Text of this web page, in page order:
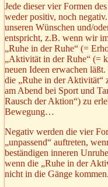
Jede dieser vier Formen
weder positiv, noch
unseren Wünschen und/
entspricht, z.B. wenn wir
„Ruhe in der Ruhe“ (=
„Aktivität in der Ruhe“ (=
neuen Ideen erwachen
die „Ruhe in der Aktivität“
am Abend bei Sport und
Rausch der Aktion“) zu
Bewegung…
Negativ werden die vier
„unpassend“ auftreten,
beständigen inneren
wenn die „Ruhe in der
nicht in die Gänge kommen.